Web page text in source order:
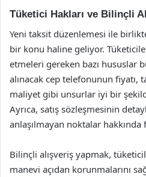
Tüketici Hakları ve Bilinçli
Yeni taksit düzenlemesi ile
bir konu haline geliyor.
etmeleri gereken bazı hususlar
alınacak cep telefonunun fiyatı,
maliyet gibi unsurlar iyi bir
Ayrıca, satış sözleşmesinin
anlaşılmayan noktalar hakkında
Bilinçli alışveriş yapmak,
manevi açıdan korunmalarını